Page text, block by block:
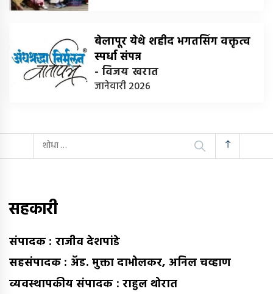
बेलापूर येथे शहीद भगतसिंग वक्तृत्व
स्पर्धा संपन्न
-विजय खरात
जानेवारी 2026
यांचा
शोध
सहकारी
संपादक : राजीव देशपांडे
सहसंपादक : अ‍ॅड. मुक्ता दाभोलकर, अनिल चव्हाण
व्यवस्थापकीय संपादक : राहुल थोरात